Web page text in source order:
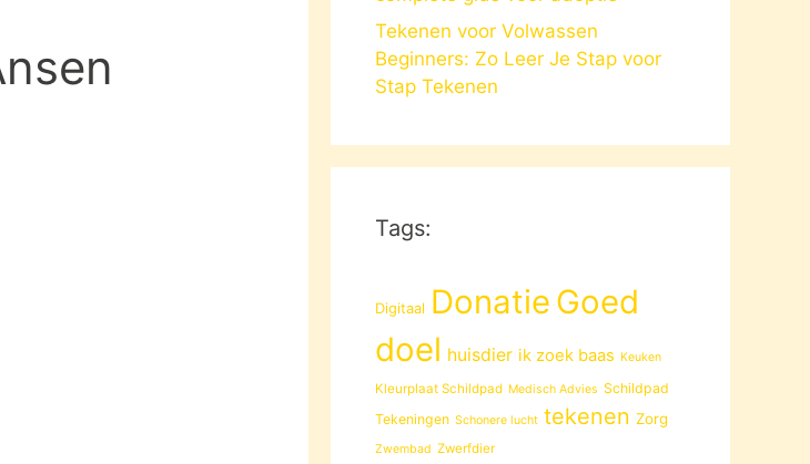
Tekenen voor Volwassen
Beginners: Zo Leer Je Stap voor
Stap Tekenen
Tags:
Digitaal Donatie Goed
doel huisdier ik zoek baas Keuken
Kleurplaat Schildpad Medisch Advies Schildpad
Tekeningen Schonere lucht tekenen Zorg
Zwembad Zwerfdier